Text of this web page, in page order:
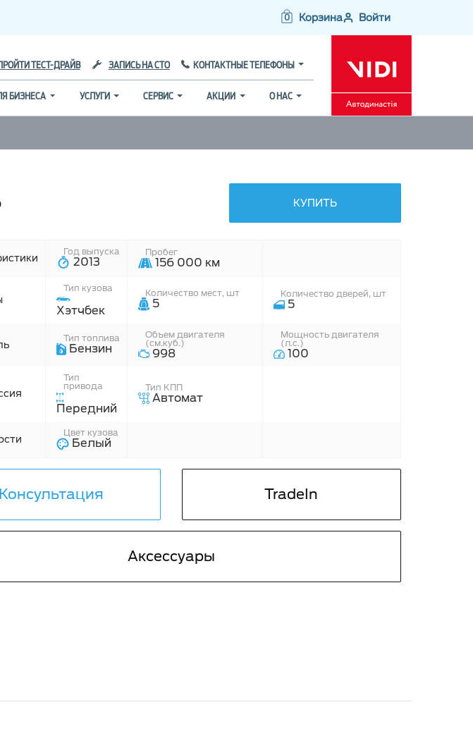
Войти
0 Корзина
ТЕСТ-ДРАЙВ ЗАПИСЬ НА СТО КОНТАКТНЫЕ ТЕЛЕФОНЫ
БИЗНЕСА УСЛУГИ СЕРВИС АКЦИИ О НАС
КУПИТЬ
Год выпуска
2013
Пробег
156 000 км
Тип кузова
Хэтчбек
Количество мест, шт
5
Количество дверей, шт
5
Тип топлива
Бензин
Объем двигателя
(см.куб.)
998
Мощность двигателя
(л.с.)
100
Тип
привода
Передний
Тип КПП
Автомат
Цвет кузова
Белый
Консультация TradeIn
Аксессуары